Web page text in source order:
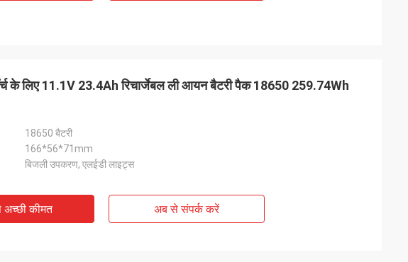
के लिए 11.1V 23.4Ah रिचार्जेबल ली आयन बैटरी पैक 18650 259.74Wh
18650 बैटरी
166*56*71mm
बिजली उपकरण, एलईडी लाइट्स
कीमत अब से संपर्क करें